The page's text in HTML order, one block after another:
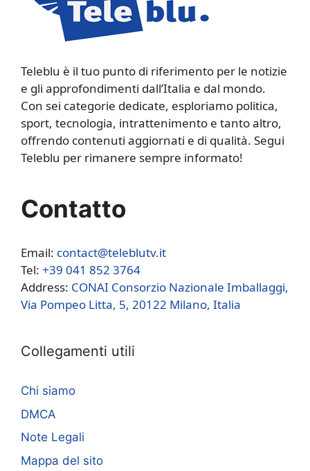
Teleblu è il tuo punto di riferimento per le notizie
e gli approfondimenti dall’Italia e dal mondo.
Con sei categorie dedicate, esploriamo politica,
sport, tecnologia, intrattenimento e tanto altro,
offrendo contenuti aggiornati e di qualità. Segui
Teleblu per rimanere sempre informato!
Contatto
Email: contact@teleblutv.it
Tel: +39 041 852 3764
Address: CONAI Consorzio Nazionale Imballaggi,
Via Pompeo Litta, 5, 20122 Milano, Italia
Collegamenti utili
Chi siamo
DMCA
Note Legali
Mappa del sito